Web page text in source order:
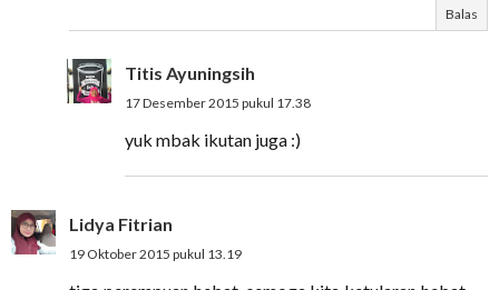
Balas
Titis Ayuningsih
17 Desember 2015 pukul 17.38
yuk mbak ikutan juga :)
Lidya Fitrian
19 Oktober 2015 pukul 13.19